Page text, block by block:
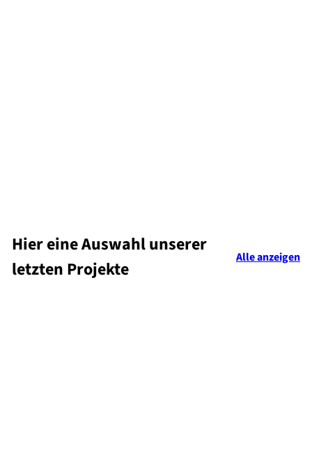
Hier eine Auswahl unserer
letzten Projekte
Alle anzeigen